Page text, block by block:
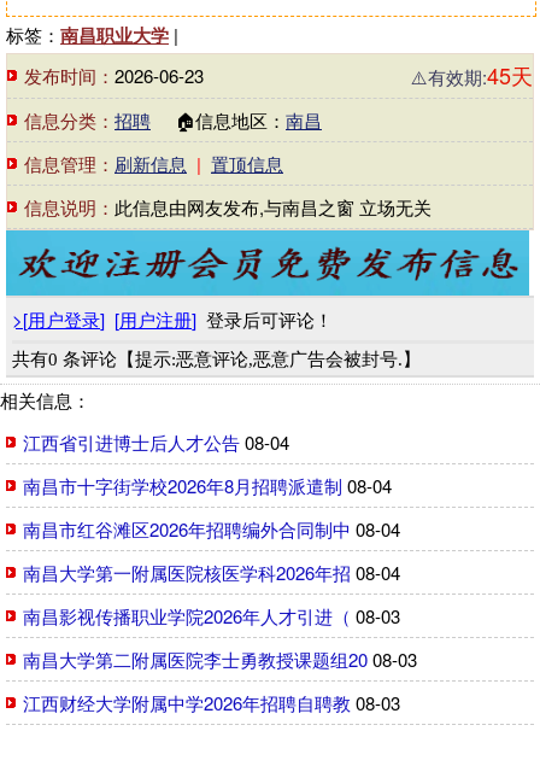
标签： 南昌职业大学 |
发布时间： 2026-06-23 ⚠️有效期:45天
信息分类： 招聘 🏠信息地区： 南昌
信息管理： 刷新信息 | 置顶信息
信息说明： 此信息由网友发布,与南昌之窗 立场无关
>[用户登录] [用户注册] 登录后可评论！
共有0 条评论【提示:恶意评论,恶意广告会被封号.】
相关信息：
江西省引进博士后人才公告08-04
南昌市十字街学校2026年8月招聘派遣制 08-04
南昌市红谷滩区2026年招聘编外合同制中 08-04
南昌大学第一附属医院核医学科2026年招 08-04
南昌影视传播职业学院2026年人才引进（ 08-03
南昌大学第二附属医院李士勇教授课题组2008-03
江西财经大学附属中学2026年招聘自聘教 08-03